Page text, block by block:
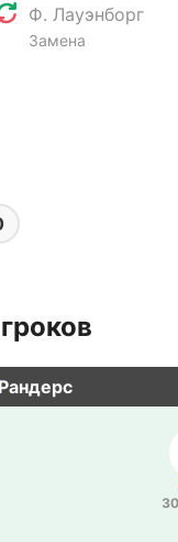
Ф. Лауэнборг
Замена
Рандерс
30